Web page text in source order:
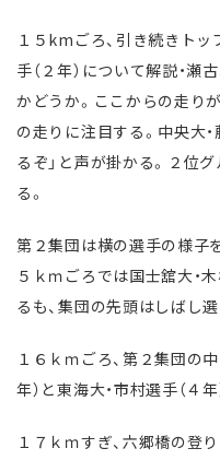
１５kmごろ、引き続きト
手（２年）について解説・瀬
かどうか。ここからの走り
の走りに注目する。中央大
るぞ」と声が掛かる。２位
る。
第２集団は横の選手の様子
５ｋｍごろでは国士舘大・
るも、集団の先頭はしばし
１６ｋｍごろ、第２集団の
年）と東海大・市村選手（４
１７ｋｍすぎ、六郷橋の登